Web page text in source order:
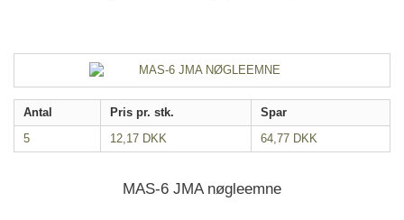
Antal Pris pr. stk.
Spar
5
12,17 DKK 64,77 DKK
MAS-6 JMA nøgleemne